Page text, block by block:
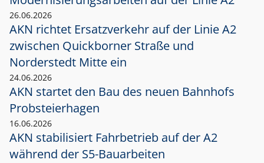
26.06.2026
AKN richtet Ersatzverkehr auf der Linie A2
zwischen Quickborner Straße und
Norderstedt Mitte ein
24.06.2026
AKN startet den Bau des neuen Bahnhofs
Probsteierhagen
16.06.2026
AKN stabilisiert Fahrbetrieb auf der A2
während der S5-Bauarbeiten